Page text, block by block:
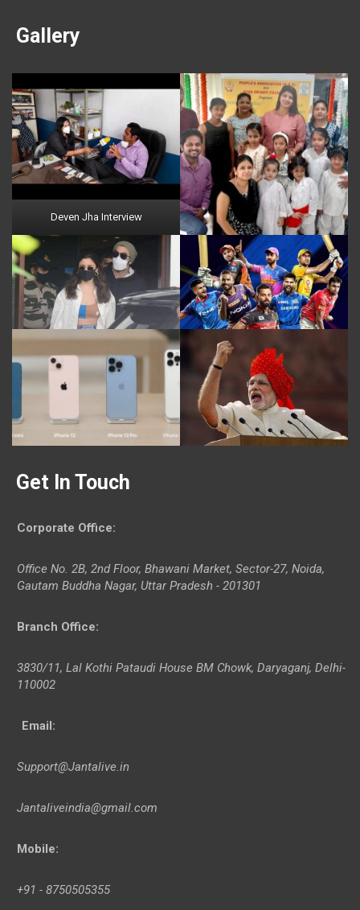
Gallery
Deven Jha Interview
Get In Touch
Corporate Office:
Office No. 2B, 2nd Floor, Bhawani Market, Sector-27, Noida,
Gautam Buddha Nagar, Uttar Pradesh - 201301
Branch Office:
3830/11, Lal Kothi Pataudi House BM Chowk, Daryaganj, Delhi-
110002
Email:
Support@Jantalive.in
Jantaliveindia@gmail.com
Mobile:
+91 - 8750505355